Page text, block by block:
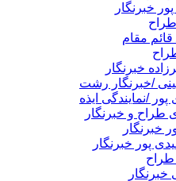
خبرنگار
مقام
خبرنگار
/خبرنگار رشت
/نمایندگی ایذه
طراح و خبرنگار
خبرنگار
پور خبرنگار